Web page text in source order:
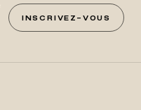
INSCRIVEZ-VOUS